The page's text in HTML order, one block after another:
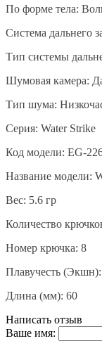
По форме тела:
Система дальнего
Тип системы
Шумовая камера:
Тип шума:
Серия: Water Strike
Код модели: EG-
Название модели:
Вес: 5.6 гр
Количество
Номер крючка: 8
Плавучесть
Длина (мм): 60
Написать отзыв
Ваше имя: